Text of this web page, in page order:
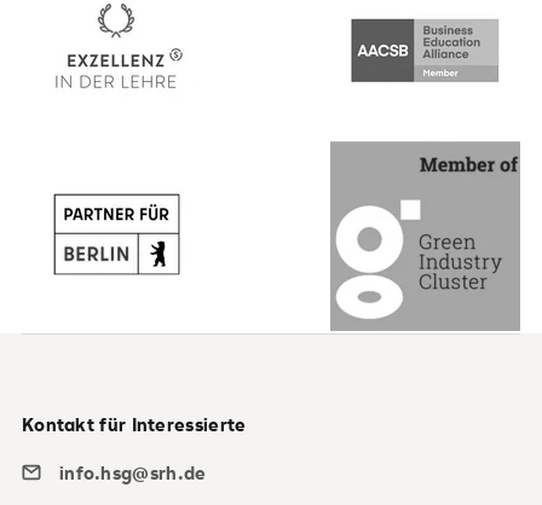
Kontakt für Interessierte
info.hsg@srh.de